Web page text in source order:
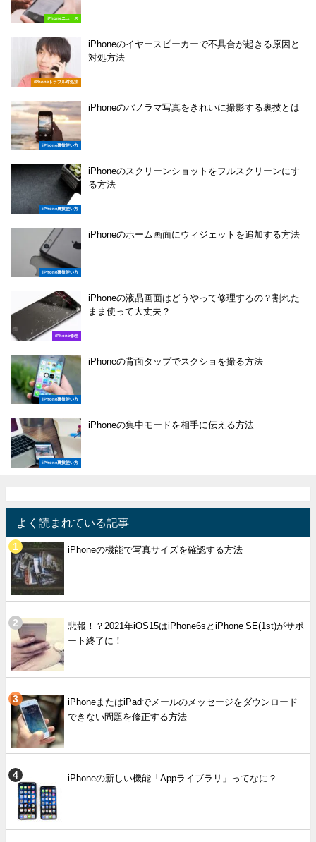
iPhoneニュース
iPhoneトラブル対処法
iPhoneのイヤースピーカーで不具合が起きる原因と
対処方法
iPhone裏技使い方
iPhoneのパノラマ写真をきれいに撮影する裏技とは
iPhone裏技使い方
iPhoneのスクリーンショットをフルスクリーンにす
る方法
iPhone裏技使い方
iPhoneのホーム画面にウィジェットを追加する方法
iPhone修理
iPhoneの液晶画面はどうやって修理するの？割れた
まま使って大丈夫？
iPhone裏技使い方
iPhoneの背面タップでスクショを撮る方法
iPhone裏技使い方
iPhoneの集中モードを相手に伝える方法
よく読まれている記事
iPhoneの機能で写真サイズを確認する方法
悲報！？2021年iOS15はiPhone6sとiPhone SE(1st)がサポ
ート終了に！
iPhoneまたはiPadでメールのメッセージをダウンロード
できない問題を修正する方法
iPhoneの新しい機能「Appライブラリ」ってなに？